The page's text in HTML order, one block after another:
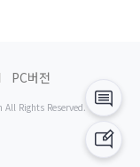
PC버전
Rights Reserved.